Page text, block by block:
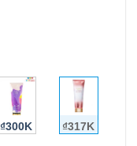
₫300K ₫317K